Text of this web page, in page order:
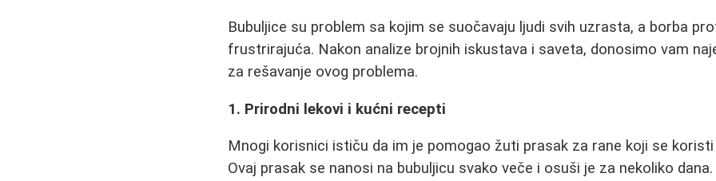
Bubuljice su problem sa kojim se suočavaju ljudi svih uzrasta, a borba
frustrirajuća. Nakon analize brojnih iskustava i saveta, donosimo vam
za rešavanje ovog problema.
1. Prirodni lekovi i kućni recepti
Mnogi korisnici ističu da im je pomogao žuti prasak za rane koji se koristi
Ovaj prasak se nanosi na bubuljicu svako veče i osuši je za nekoliko